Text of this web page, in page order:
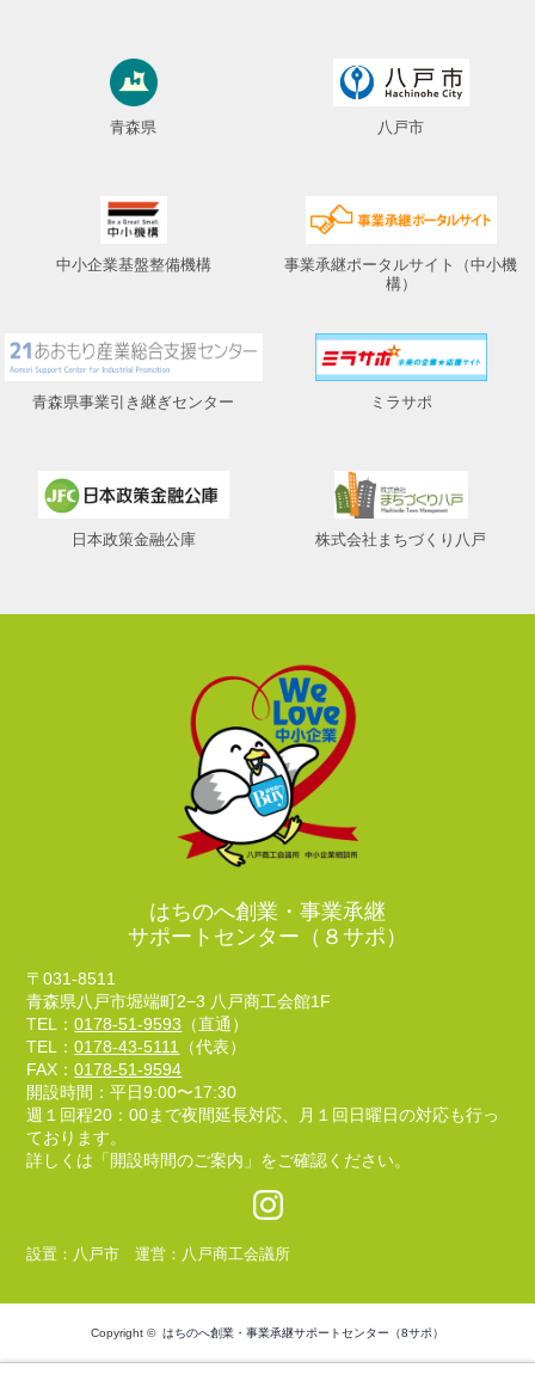
青森県 八戸市
中小企業基盤整備機構
事業承継ポータルサイト（中小機
構）
青森県事業引き継ぎセンター ミラサポ
日本政策金融公庫 株式会社まちづくり八戸
はちのへ創業・事業承継
サポートセンター（８サポ）
〒031-8511
青森県八戸市堀端町2−3 八戸商工会館1F
TEL：0178-51-9593 （直通）
TEL：0178-43-5111
（代表）
FAX：0178-51-9594
開設時間：平日9:00〜17:30
週１回程20：00まで夜間延長対応、月１回日曜日の対応も行っ
ております。
詳しくは「開設時間のご案内」をご確認ください。
設置：八戸市 運営：八戸商工会議所
Copyright © はちのへ創業・事業承継サポートセンター（8サポ）